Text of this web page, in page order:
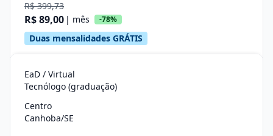
R$ 399,73
R$ 89,00 | mês -78%
Duas mensalidades GRÁTIS
EaD / Virtual
Tecnólogo (graduação)
Centro
Canhoba/SE